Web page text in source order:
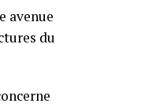
avenue
du